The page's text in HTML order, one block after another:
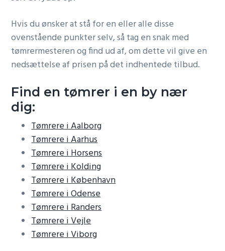
Hvis du ønsker at stå for en eller alle disse
ovenstående punkter selv, så tag en snak med
tømrermesteren og find ud af, om dette vil give en
nedsættelse af prisen på det indhentede tilbud.
Find en tømrer i en by nær
dig:
Tømrere i Aalborg
Tømrere i Aarhus
Tømrere i Horsens
Tømrere i Kolding
Tømrere i København
Tømrere i Odense
Tømrere i Randers
Tømrere i Vejle
Tømrere i Viborg